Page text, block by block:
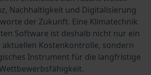
Nachhaltigkeit und Digitalisierung
der Zukunft. Eine Klimatechnik
Software ist deshalb nicht nur ein
aktuellen Kostenkontrolle, sondern
Instrument für die langfristige